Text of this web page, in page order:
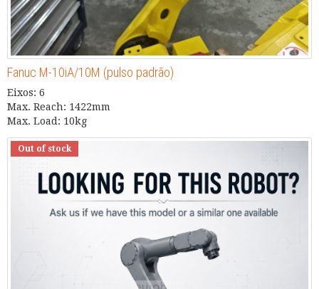
Fanuc M-10iA/10M (pulso padrão)
Eixos: 6
Max. Reach: 1422mm
Max. Load: 10kg
Out of stock